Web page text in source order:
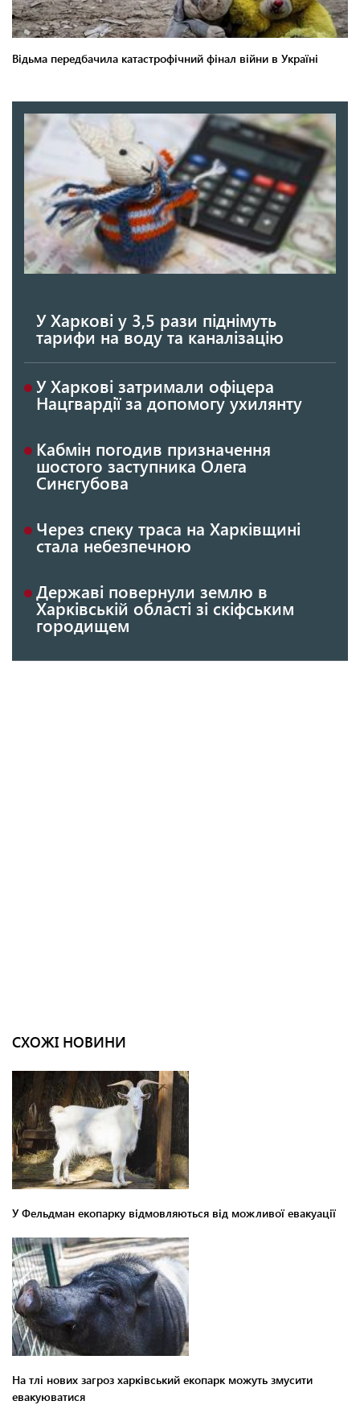
У Харкові у 3,5 рази піднімуть
тарифи на воду та каналізацію
У Харкові затримали офіцера
Нацгвардії за допомогу ухилянту
Кабмін погодив призначення
шостого заступника Олега
Синєгубова
Через спеку траса на Харківщині
стала небезпечною
Державі повернули землю в
Харківській області зі скіфським
городищем
СХОЖІ НОВИНИ
У Фельдман екопарку відмовляються від можливої евакуації
На тлі нових загроз харківський екопарк можуть змусити
евакуюватися